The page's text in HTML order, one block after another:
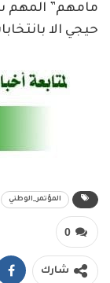
مامهم” المهم
حيجي الا
المؤتمر_الوطني
0
شارك